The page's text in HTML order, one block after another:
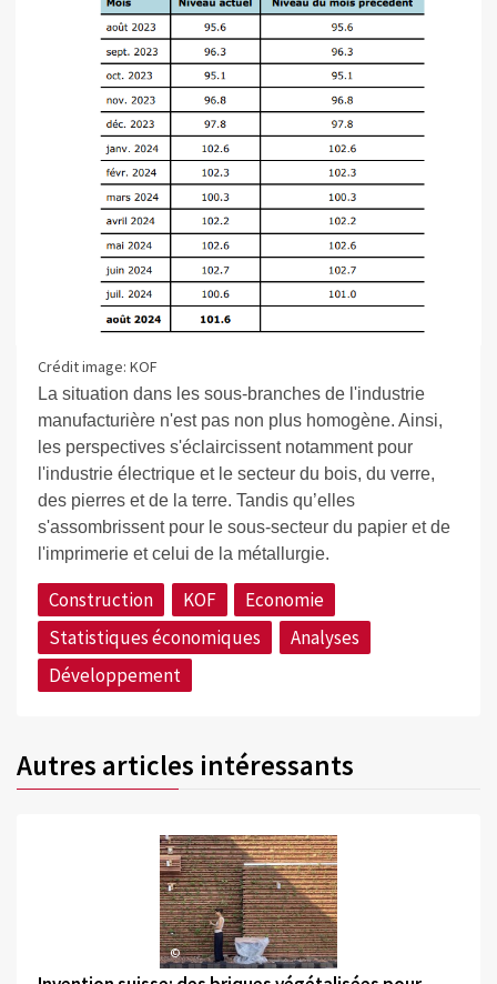
Crédit image: KOF
La situation dans les sous-branches de l'industrie
manufacturière n'est pas non plus homogène. Ainsi,
les perspectives s'éclaircissent notamment pour
l'industrie électrique et le secteur du bois, du verre,
des pierres et de la terre. Tandis qu’elles
s'assombrissent pour le sous-secteur du papier et de
l'imprimerie et celui de la métallurgie.
Construction KOF
Economie
Statistiques économiques
Analyses
Développement
Autres articles intéressants
©